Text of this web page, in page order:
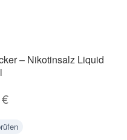
– Nikotinsalz Liquid
€